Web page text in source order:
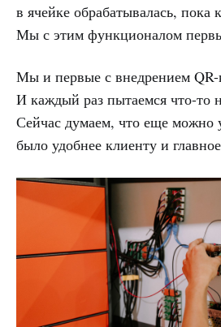
в ячейке обрабатывалась, пока
Мы с этим функционалом
Мы и первые с внедрением QR-
И каждый раз пытаемся что-то
Сейчас думаем, что еще можно
было удобнее клиенту и